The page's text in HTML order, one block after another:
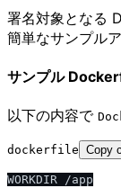
署名対象となる
簡単なサンプル
サンプル
以下の内容で
dockerfile Copy
WORKDIR /app